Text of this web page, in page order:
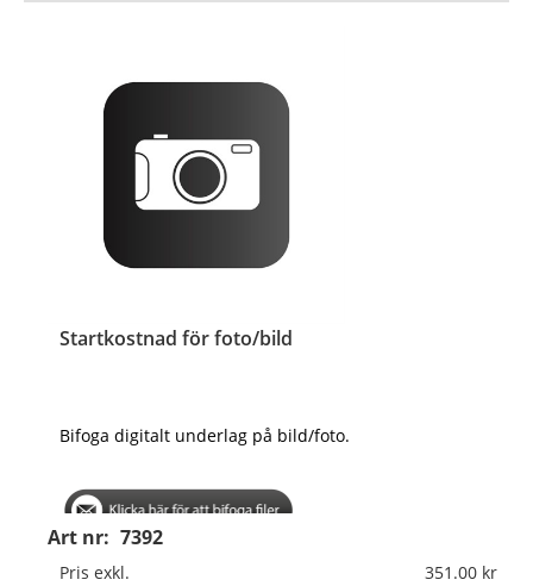
Startkostnad för foto/bild
Art nr: 7392
Bifoga digitalt underlag på bild/foto.
Pris exkl. 351.00